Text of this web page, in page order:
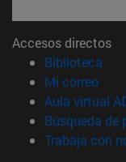
Accesos directos
Biblioteca
Mi correo
Aula virtual
Búsqueda de
Trabaja con